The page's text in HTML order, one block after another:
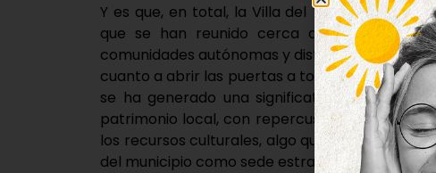
Y es que, en total, la Villa del Tratado ha
que se han reunido cerca de 6.000
comunidades autónomas y distintos países.
cuanto a abrir las puertas a todo tipo de
se ha generado una significativa actividad
patrimonio local, con repercusión directa en
los recursos culturales, algo que desde el
del municipio como sede estratégica para